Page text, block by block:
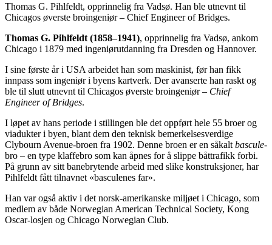
Thomas G. Pihlfeldt, opprinnelig fra Vadsø. Han ble utnevnt til
Chicagos øverste broingeniør – Chief Engineer of Bridges.
Thomas G. Pihlfeldt (1858–1941), opprinnelig fra Vadsø, ankom
Chicago i 1879 med ingeniørutdanning fra Dresden og Hannover.
I sine første år i USA arbeidet han som maskinist, før han fikk
innpass som ingeniør i byens kartverk. Der avanserte han raskt og
ble til slutt utnevnt til Chicagos øverste broingeniør – Chief
Engineer of Bridges.
I løpet av hans periode i stillingen ble det oppført hele 55 broer og
viadukter i byen, blant dem den teknisk bemerkelsesverdige
Clybourn Avenue-broen fra 1902. Denne broen er en såkalt bascule-
bro – en type klaffebro som kan åpnes for å slippe båttrafikk forbi.
På grunn av sitt banebrytende arbeid med slike konstruksjoner, har
Pihlfeldt fått tilnavnet «basculenes far».
Han var også aktiv i det norsk-amerikanske miljøet i Chicago, som
medlem av både Norwegian American Technical Society, Kong
Oscar-losjen og Chicago Norwegian Club.